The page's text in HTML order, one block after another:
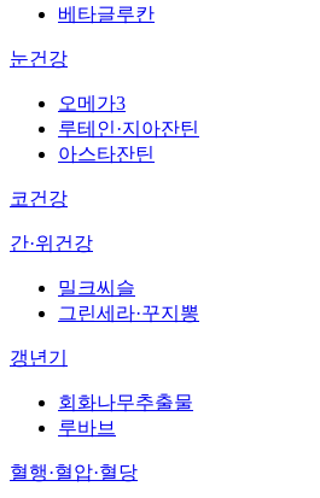
베타글루칸
눈건강
오메가3
루테인·지아잔틴
아스타잔틴
코건강
간·위건강
밀크씨슬
그린세라·꾸지뽕
갱년기
회화나무추출물
루바브
혈행·혈압·혈당